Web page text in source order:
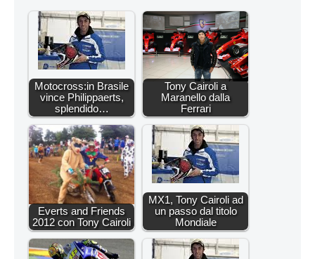
Motocross:in Brasile
vince Philippaerts,
splendido…
Tony Cairoli a
Maranello dalla
Ferrari
Everts and Friends
2012 con Tony Cairoli
MX1, Tony Cairoli ad
un passo dal titolo
Mondiale